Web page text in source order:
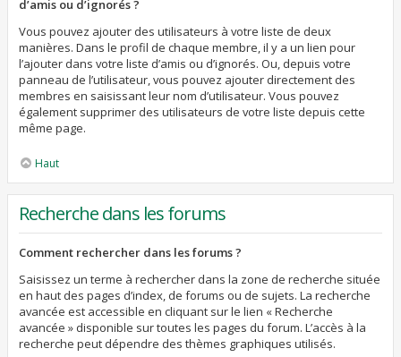
d’amis ou d’ignorés ?
Vous pouvez ajouter des utilisateurs à votre liste de deux
manières. Dans le profil de chaque membre, il y a un lien pour
l’ajouter dans votre liste d’amis ou d’ignorés. Ou, depuis votre
panneau de l’utilisateur, vous pouvez ajouter directement des
membres en saisissant leur nom d’utilisateur. Vous pouvez
également supprimer des utilisateurs de votre liste depuis cette
même page.
Haut
Recherche dans les forums
Comment rechercher dans les forums ?
Saisissez un terme à rechercher dans la zone de recherche située
en haut des pages d’index, de forums ou de sujets. La recherche
avancée est accessible en cliquant sur le lien « Recherche
avancée » disponible sur toutes les pages du forum. L’accès à la
recherche peut dépendre des thèmes graphiques utilisés.